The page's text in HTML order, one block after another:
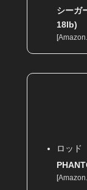
シーガ
18lb)
[
ロッド
[